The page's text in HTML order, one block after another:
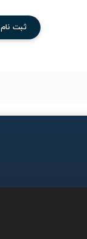
ثبت نام